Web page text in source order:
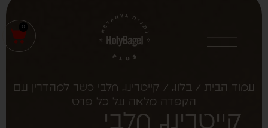
0
עמוד הבית/ בלוג/ קייטרינג חלבי כשר למהדרין עם
הקפדה מלאה על כל פרט
קייטרינג חלבי